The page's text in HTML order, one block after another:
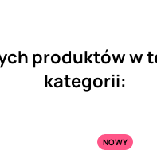
produktów w
kategorii:
NOWY